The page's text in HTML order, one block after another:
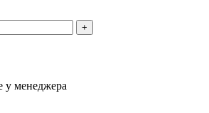
+
у менеджера